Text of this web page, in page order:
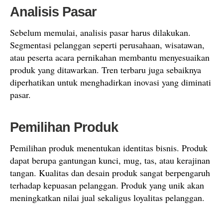
Analisis Pasar
Sebelum memulai, analisis pasar harus dilakukan.
Segmentasi pelanggan seperti perusahaan, wisatawan,
atau peserta acara pernikahan membantu menyesuaikan
produk yang ditawarkan. Tren terbaru juga sebaiknya
diperhatikan untuk menghadirkan inovasi yang diminati
pasar.
Pemilihan Produk
Pemilihan produk menentukan identitas bisnis. Produk
dapat berupa gantungan kunci, mug, tas, atau kerajinan
tangan. Kualitas dan desain produk sangat berpengaruh
terhadap kepuasan pelanggan. Produk yang unik akan
meningkatkan nilai jual sekaligus loyalitas pelanggan.